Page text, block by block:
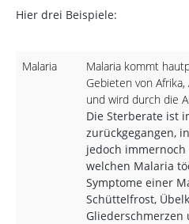
Hier drei Beispiele:
Malaria
Malaria kommt
Gebieten von
und wird durch die
Die Sterberate ist
zurückgegangen,
jedoch
welchen Malaria
Symptome einer
Schüttelfrost,
Gliederschmerzen